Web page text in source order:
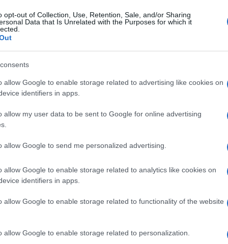
opt-out of Collection, Use, Retention, Sale, and/or Sharing
Data that Is Unrelated with the Purposes for which it
allow Google to enable storage related to advertising like cookies on
identifiers in apps.
allow my user data to be sent to Google for online advertising
allow Google to send me personalized advertising.
allow Google to enable storage related to analytics like cookies on
identifiers in apps.
allow Google to enable storage related to functionality of the website
allow Google to enable storage related to personalization.
#Dragana Mirković